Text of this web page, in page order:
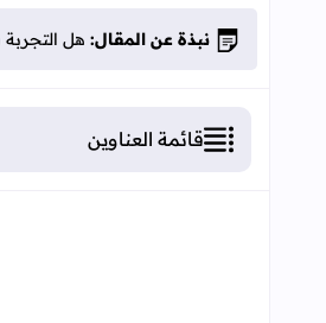
نبذة عن المقال: هل
قائمة العناوين